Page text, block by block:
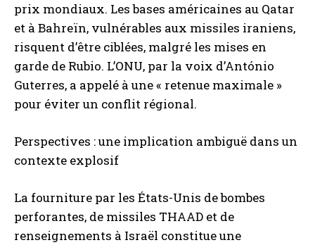
prix mondiaux. Les bases américaines au Qatar
et à Bahreïn, vulnérables aux missiles iraniens,
risquent d’être ciblées, malgré les mises en
garde de Rubio. L’ONU, par la voix d’António
Guterres, a appelé à une « retenue maximale »
pour éviter un conflit régional.
Perspectives : une implication ambiguë dans un
contexte explosif
La fourniture par les États-Unis de bombes
perforantes, de missiles THAAD et de
renseignements à Israël constitue une